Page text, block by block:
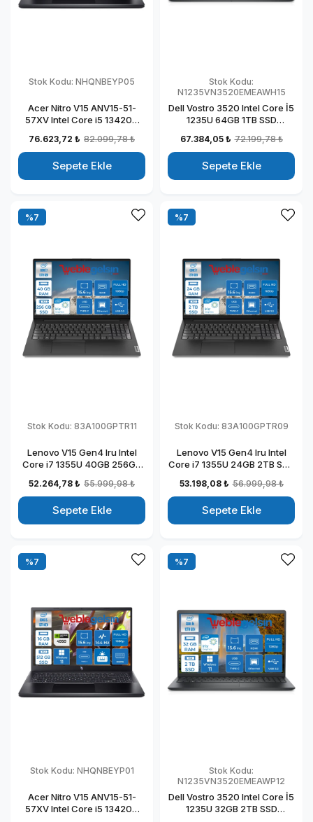
Stok Kodu: NHQNBEYP05
Acer Nitro V15 ANV15-51-
57XV Intel Core i5 13420H
RTX4050-6GB Windows 11
Pro 15.6" 144HZ Fhd
Taşınabilir Bilgisayar
NHQNBEYP05
76.623,72 ₺ 82.099,78 ₺
Sepete Ekle
Stok Kodu:
N1235VN3520EMEAWH15
Dell Vostro 3520 Intel Core İ5
1235U 64GB 1TB SSD
Taşınabilir Bilgisayar
N1235VN3520EMEAWH15
67.384,05 ₺ 72.199,78 ₺
Sepete Ekle
Stok Kodu: 83A100GPTR11
Lenovo V15 Gen4 Iru Intel
Core i7 1355U 40GB 256GB
Taşınabilir Dizüstü Bilgisayar
883A100GPTR11
52.264,78 ₺ 55.999,98 ₺
Sepete Ekle
%7
Stok Kodu: 83A100GPTR09
Lenovo V15 Gen4 Iru Intel
Core i7 1355U 24GB 2TB SSD
Taşınabilir Dizüstü Bilgisayar
883A100GPTR09
53.198,08 ₺ 56.999,98 ₺
Sepete Ekle
%7
Stok Kodu: NHQNBEYP01
Acer Nitro V15 ANV15-51-
57XV Intel Core i5 13420H
%7
Stok Kodu:
N1235VN3520EMEAWP12
Dell Vostro 3520 Intel Core İ5
1235U 32GB 2TB SSD
%7